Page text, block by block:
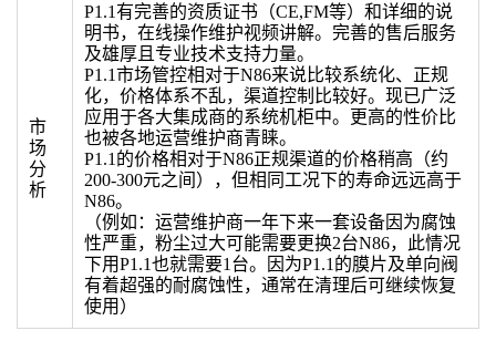
市
场
分
析
P1.1有完善的资质证书（CE,FM等）和详细的说
明书，在线操作维护视频讲解。完善的售后服务
及雄厚且专业技术支持力量。
P1.1市场管控相对于N86来说比较系统化、正规
化，价格体系不乱，渠道控制比较好。现已广泛
应用于各大集成商的系统机柜中。更高的性价比
也被各地运营维护商青睐。
P1.1的价格相对于N86正规渠道的价格稍高（约
200-300元之间），但相同工况下的寿命远远高于
N86。
（例如：运营维护商一年下来一套设备因为腐蚀
性严重，粉尘过大可能需要更换2台N86，此情况
下用P1.1也就需要1台。因为P1.1的膜片及单向阀
有着超强的耐腐蚀性，通常在清理后可继续恢复
使用）